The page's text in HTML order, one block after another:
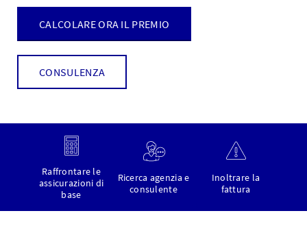
CALCOLARE ORA IL PREMIO
CONSULENZA
Raffrontare le
assicurazioni di
base
Ricerca agenzia e
consulente
Inoltrare la
fattura